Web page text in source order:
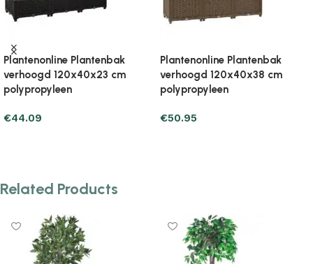
Plantenonline Plantenbak
verhoogd 120x40x38 cm
polypropyleen
€48.99
Plantenonline Plantenbak
verhoogd 120x40x71 cm
polypropyleen
€78.39
Related Products